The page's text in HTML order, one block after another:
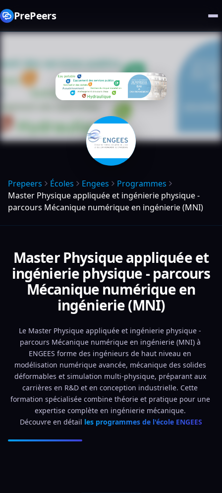
PrePeers
Prepeers Écoles Engees
Programmes
Master Physique appliquée et ingénierie physique -
parcours Mécanique numérique en ingénierie (MNI)
Master Physique appliquée et
ingénierie physique - parcours
Mécanique numérique en
ingénierie (MNI)
Le Master Physique appliquée et ingénierie physique -
parcours Mécanique numérique en ingénierie (MNI) à
ENGEES forme des ingénieurs de haut niveau en
modélisation numérique avancée, mécanique des solides
déformables et simulation multi-physique, préparant aux
carrières en R&D et en conception industrielle. Cette
formation spécialisée combine théorie et pratique pour une
expertise complète en ingénierie mécanique.
Découvre en détail les programmes de l'école ENGEES